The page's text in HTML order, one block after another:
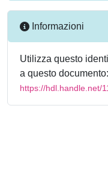
Informazioni
Utilizza questo
a questo documento:
https://hdl.handle.net/